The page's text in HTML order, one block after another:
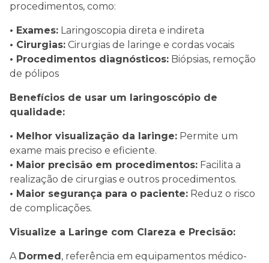
procedimentos, como:
• Exames: Laringoscopia direta e indireta
• Cirurgias: Cirurgias de laringe e cordas vocais
• Procedimentos diagnósticos: Biópsias, remoção
de pólipos
Benefícios de usar um laringoscópio de
qualidade:
• Melhor visualização da laringe: Permite um
exame mais preciso e eficiente.
• Maior precisão em procedimentos: Facilita a
realização de cirurgias e outros procedimentos.
• Maior segurança para o paciente: Reduz o risco
de complicações.
Visualize a Laringe com Clareza e Precisão:
A Dormed, referência em equipamentos médico-